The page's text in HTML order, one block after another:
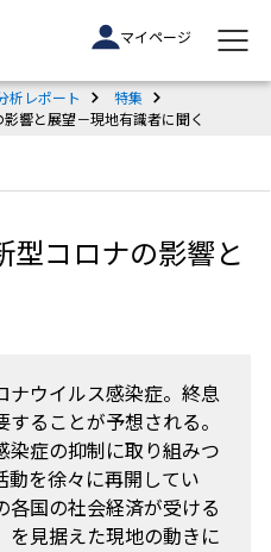
マイページ
析レポート
特集
響と展望－現地有識者に聞く
型コロナの影響と
ナウイルス感染症。終息
ることが予想される。
染症の抑制に取り組みつ
動を徐々に再開してい
各国の社会経済が受ける
を見据えた現地の動きに